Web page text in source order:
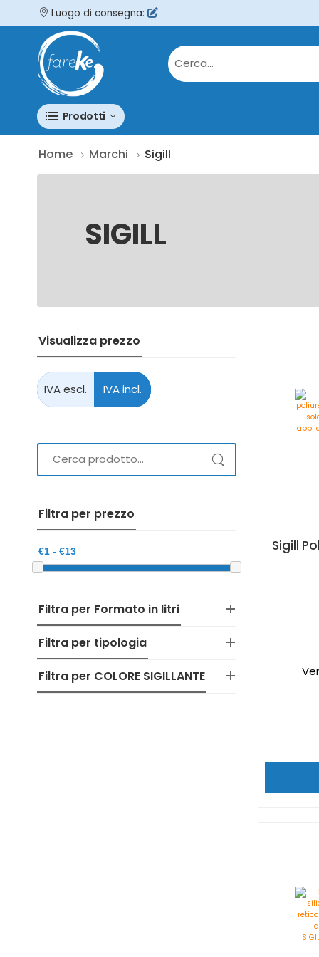
Luogo di consegna:
Prodotti
Home Marchi Sigill
SIGILL
Visualizza prezzo
Filtra per prezzo
Filtra per Formato in litri
Filtra per tipologia
Filtra per COLORE SIGILLANTE